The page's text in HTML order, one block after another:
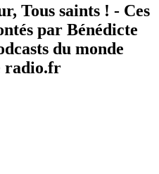
Tous saints ! - Ces
par Bénédicte
du monde
radio.fr